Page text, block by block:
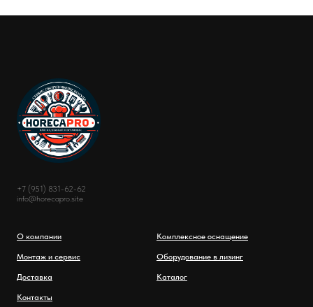
+7 (951) 831-62-62
info@horecapro.site
О компании
Монтаж и сервис
Доставка
Контакты
Комплексное оснащение
Оборудование в лизинг
Каталог